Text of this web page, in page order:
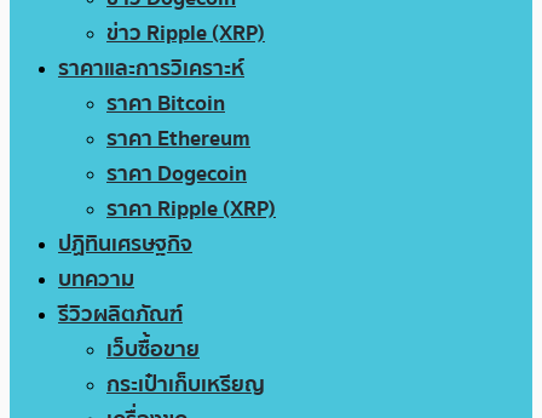
ข่าว Ripple (XRP)
ราคาและการวิเคราะห์
ราคา Bitcoin
ราคา Ethereum
ราคา Dogecoin
ราคา Ripple (XRP)
ปฏิทินเศรษฐกิจ
บทความ
รีวิวผลิตภัณฑ์
เว็บซื้อขาย
กระเป๋าเก็บเหรียญ